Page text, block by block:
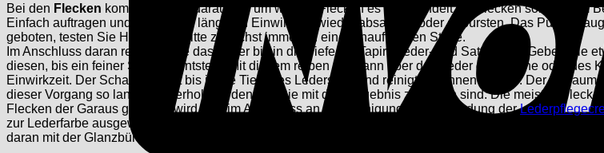
Bei den Flecken kommt es ganz darauf an, um welche Flecken es sich handelt. Fettflecken sollten zum
Einfach auftragen und nach einer längeren Einwirkzeit wieder absaugen oder abbürsten. Das Pulver
geboten, testen Sie Hausmittel bitte zunächst immer an einer unauffälligen Stelle.
Im Anschluss daran reinigen Sie das Leder bis in die Tiefe mit Tapirs Leder- und Sattelseife. Geben Sie
diesen, bis ein feiner Schaum entsteht. Mit diesem reiben Sie dann über das Leder der Tasche oder des
Einwirkzeit. Der Schaum dringt bis in die Tiefe des Leders ein und reinigt von innen heraus. Der
dieser Vorgang so lange wiederholt werden, bis Sie mit dem Ergebnis zufrieden sind. Die meisten
Flecken der Garaus gemacht wird, hilft im Anschluss an die Reinigung die Anwendung der
zur Lederfarbe ausgewählt werden kann. Tragen Sie die Creme einfach mit einem Baumwolltuch oder
daran mit der Glanzbürste polieren. Nun sollten Ihre Ledertaschen und Koffer wieder fast wie neu